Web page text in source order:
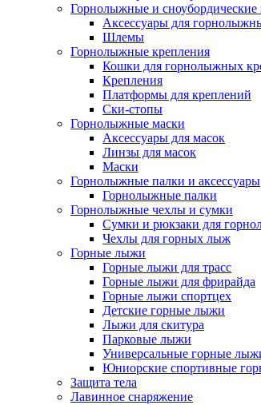
Горнолыжные и
Аксессуары для
Шлемы
Горнолыжные крепления
Кошки для горнолыжных
Крепления
Платформы для креплений
Ски-стопы
Горнолыжные маски
Аксессуары для масок
Линзы для масок
Маски
Горнолыжные палки и аксессуары
Горнолыжные палки
Горнолыжные чехлы и сумки
Сумки и рюкзаки для
Чехлы для горных лыж
Горные лыжи
Горные лыжи для трасс
Горные лыжи для фрирайда
Горные лыжи спортцех
Детские горные лыжи
Лыжи для скитура
Парковые лыжи
Универсальные горные
Юниорские спортивные
Защита тела
Лавинное снаряжение